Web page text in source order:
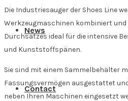
News
Contact
Die Industriesauger der Shoes Line
Werkzeugmaschinen kombiniert
Durchsatzes ideal für die intensive
und Kunststoffspänen.
Sie sind mit einem Sammelbehälter
Fassungsvermögen ausgestattet
neben Ihren Maschinen eingesetzt